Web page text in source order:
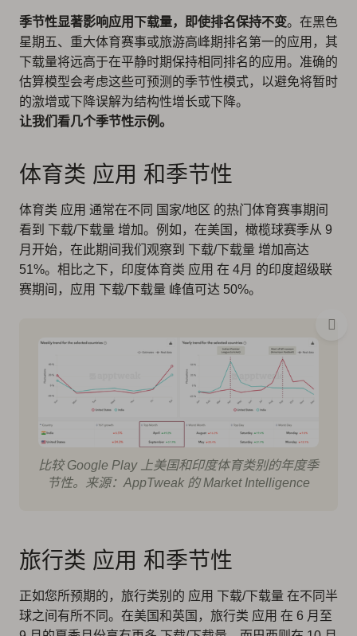
季节性显著影响应用下载量，即使排名保持不变。在黑色
星期五、重大体育赛事或旅游高峰期排名第一的应用，其
下载量将远高于在平静时期保持相同排名的应用。准确的
估算模型会考虑这些可预测的季节性模式，以避免将暂时
的激增或下降误解为结构性增长或下降。
让我们看几个季节性示例。
体育类 应用 和季节性
体育类 应用 通常在不同 国家/地区 的热门体育赛事期间
看到 下载/下载量 增加。例如，在美国，橄榄球赛季从 9
月开始，在此期间我们观察到 下载/下载量 增加高达
51%。相比之下，印度体育类 应用 在 4月 的印度超级联
赛期间，应用 下载/下载量 峰值可达 50%。
比较 Google Play 上美国和印度体育类别的年度季
节性。来源：AppTweak 的 Market Intelligence
旅行类 应用 和季节性
正如您所预期的，旅行类别的 应用 下载/下载量 在不同半
球之间有所不同。在美国和英国，旅行类 应用 在 6 月至